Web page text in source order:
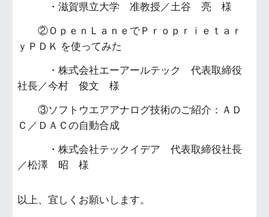
・滋賀県立大学 准教授／土谷 亮 様
②ＯｐｅｎＬａｎｅでＰｒｏｐｒｉｅｔａｒ
ｙＰＤＫ を使ってみた
・株式会社エーアールテック 代表取締役
社長／今村 俊文 様
③ソフトウエアアナログ技術のご紹介：ＡＤ
Ｃ／ＤＡＣの自動合成
・株式会社テックイデア 代表取締役社長
／松澤 昭 様
以上、宜しくお願いします。